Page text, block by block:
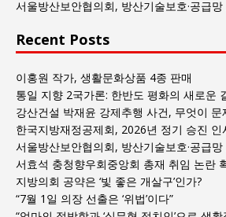
서울방산보안협의회, 방산기술보호·공급
Recent Posts
이홍원 작가, 생활문화상품 4종 판매
통일 지향 2국가론: 한반도 평화의 새로운
강산건설 박재윤 강제추행 사건, 무엇이 문
한국지방재정공제회, 2026년 정기 승진 인
서울방산보안협의회, 방산기술보호·공급
서효석 충청향우회중앙회 총재 취임 논란
지방의회 공약은 ‘빛 좋은 개살구’인가?
“7월 1일 의장 선출은 ‘위법’이다”